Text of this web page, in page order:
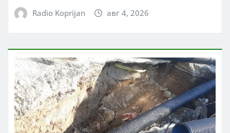
Radio Koprijan авг 4, 2026